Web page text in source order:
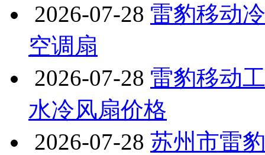
2026-07-28 雷豹移动
空调扇
2026-07-28 雷豹移动
水冷风扇价格
2026-07-28 苏州市雷